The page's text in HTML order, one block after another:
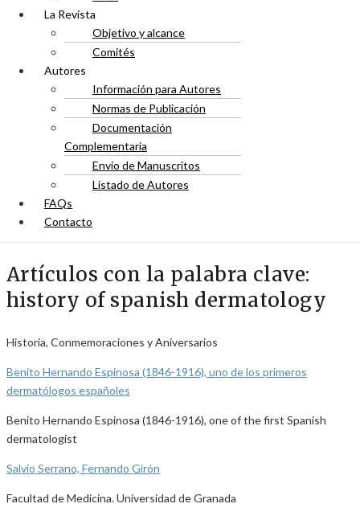
La Revista
Objetivo y alcance
Comités
Autores
Información para Autores
Normas de Publicación
Documentación
Complementaria
Envío de Manuscritos
Listado de Autores
FAQs
Contacto
Artículos con la palabra clave:
history of spanish dermatology
Historia, Conmemoraciones y Aniversarios
Benito Hernando Espinosa (1846-1916), uno de los primeros
dermatólogos españoles
Benito Hernando Espinosa (1846-1916), one of the first Spanish
dermatologist
Salvio Serrano, Fernando Girón
Facultad de Medicina. Universidad de Granada